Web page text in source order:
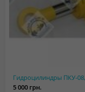
5 000 грн.